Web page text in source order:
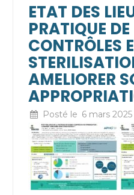
ETAT DES
PRATIQUE
CONTRÔLES
AMELIORER
Posté le 6 mars 2025